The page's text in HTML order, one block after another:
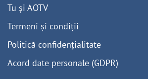
Tu și AOTV
Termeni și condiții
Politică confidențialitate
Acord date personale (GDPR)